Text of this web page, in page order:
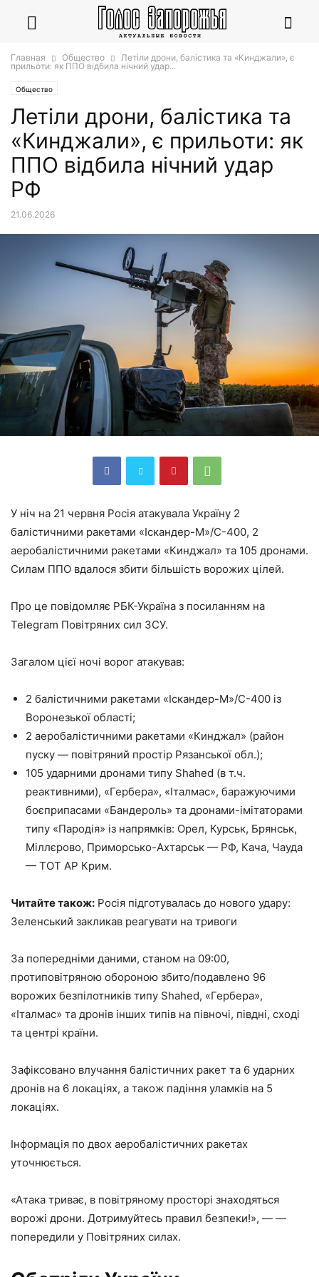
Главная Общество
Летіли дрони, балістика та «Кинджали», є
прильоти: як ППО відбила нічний удар...
Общество
Летіли дрони, балістика та
«Кинджали», є прильоти: як
ППО відбила нічний удар
РФ
21.06.2026
У ніч на 21 червня Росія атакувала Україну 2
балістичними ракетами «Іскандер-М»/С-400, 2
аеробалістичними ракетами «Кинджал» та 105 дронами.
Силам ППО вдалося збити більшість ворожих цілей.
Про це повідомляє РБК-Україна з посиланням на
Telegram Повітряних сил ЗСУ.
Загалом цієї ночі ворог атакував:
2 балістичними ракетами «Іскандер-М»/С-400 із
Воронезької області;
2 аеробалістичними ракетами «Кинджал» (район
пуску — повітряний простір Рязанської обл.);
105 ударними дронами типу Shahed (в т.ч.
реактивними), «Гербера», «Італмас», баражуючими
боєприпасами «Бандероль» та дронами-імітаторами
типу «Пародія» із напрямків: Орел, Курськ, Брянськ,
Міллєрово, Приморсько-Ахтарськ — РФ, Кача, Чауда
— ТОТ АР Крим.
Читайте також: Росія підготувалась до нового удару:
Зеленський закликав реагувати на тривоги
За попередніми даними, станом на 09:00,
протиповітряною обороною збито/подавлено 96
ворожих безпілотників типу Shahed, «Гербера»,
«Італмас» та дронів інших типів на півночі, півдні, сході
та центрі країни.
Зафіксовано влучання балістичних ракет та 6 ударних
дронів на 6 локаціях, а також падіння уламків на 5
локаціях.
Інформація по двох аеробалістичних ракетах
уточнюється.
«Атака триває, в повітряному просторі знаходяться
ворожі дрони. Дотримуйтесь правил безпеки!», — —
попередили у Повітряних силах.